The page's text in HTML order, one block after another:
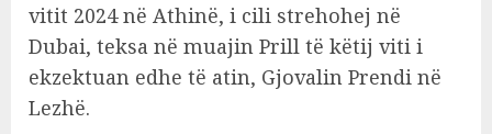
vitit 2024 në Athinë, i cili strehohej në
Dubai, teksa në muajin Prill të këtij viti i
ekzektuan edhe të atin, Gjovalin Prendi në
Lezhë.